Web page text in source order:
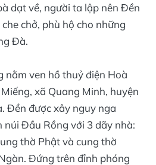
dạt về, người ta lập nên Đền
chở, phù hộ cho những
Đà.
nằm ven hồ thuỷ điện Hoà
xã Quang Minh, huyện
Đền được xây nguy nga
Đầu Rồng với 3 dãy nhà:
thờ Phật và cung thờ
Đứng trên đỉnh phóng